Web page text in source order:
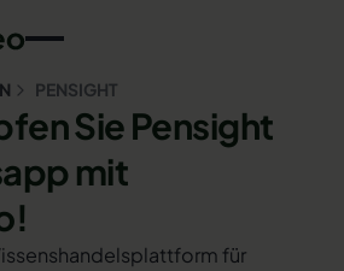
PENSIGHT
Sie Pensight
mit
für